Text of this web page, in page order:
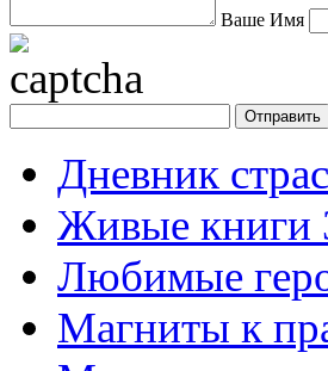
Ваше Имя
Дневник
Живые книги
Любимые
Магниты к